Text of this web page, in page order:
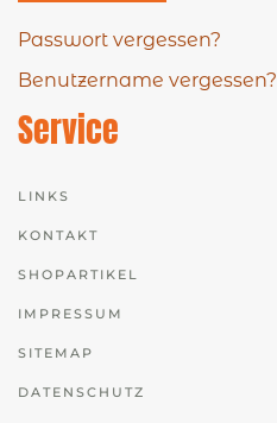
Passwort vergessen?
Benutzername vergessen?
Service
LINKS
KONTAKT
SHOPARTIKEL
IMPRESSUM
SITEMAP
DATENSCHUTZ